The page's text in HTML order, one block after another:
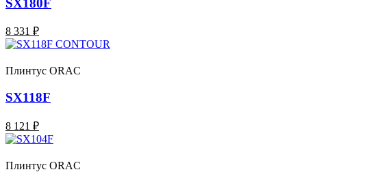
8 331 ₽
Плинтус ORAC
SX118F
8 121 ₽
Плинтус ORAC